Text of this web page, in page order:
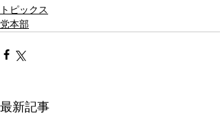
トピックス
党本部
最新記事